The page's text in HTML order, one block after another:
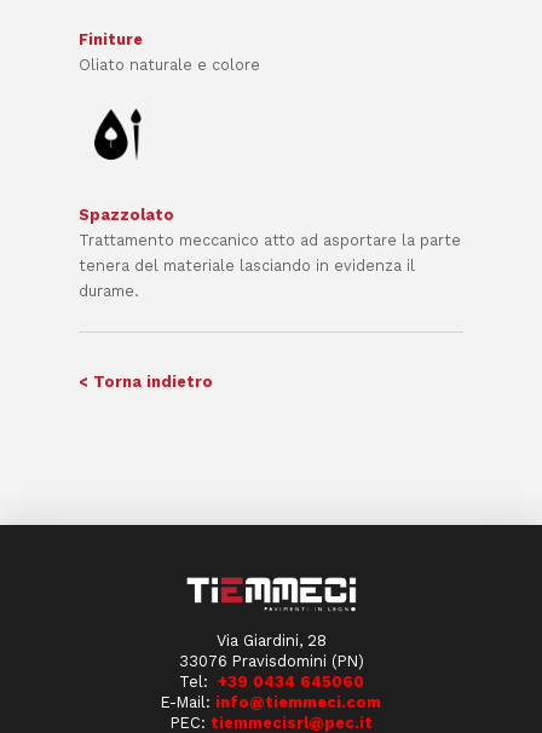
Finiture
Oliato naturale e colore
Spazzolato
Trattamento meccanico atto ad asportare la parte
tenera del materiale lasciando in evidenza il
durame.
< Torna indietro
Via Giardini, 28
33076 Pravisdomini (PN)
Tel: +39 0434 645060
E-Mail: info@tiemmeci.com
PEC: tiemmecisrl@pec.it